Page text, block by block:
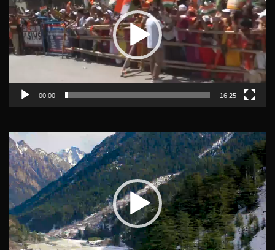
00:00 16:25
Video
Player